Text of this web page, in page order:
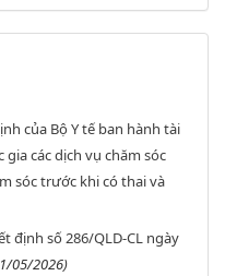
của Bộ Y tế ban hành tài
các dịch vụ chăm sóc
sóc trước khi có thai và
định số 286/QLD-CL ngày
05/2026)